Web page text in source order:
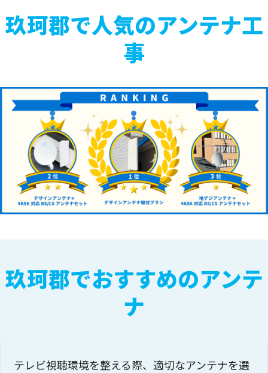
玖珂郡で人気のアンテナ工
事
玖珂郡でおすすめのアンテ
ナ
テレビ視聴環境を整える際、適切なアンテナを選